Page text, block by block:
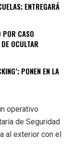
ENTREGARÁ
POR CASO
OCULTAR
PONEN EN LA
operativo
de Seguridad
al exterior con el